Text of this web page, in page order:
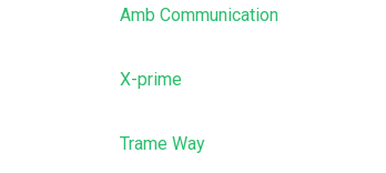
Amb Communication
X-prime
Trame Way